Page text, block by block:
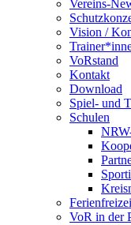
Vereins-
Vision /
VoRstand
Kontakt
Download
Spiel- und
Schulen
VoR in der